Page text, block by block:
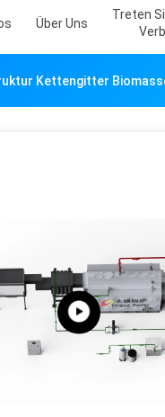
Über Uns
Treten
Kettengitter